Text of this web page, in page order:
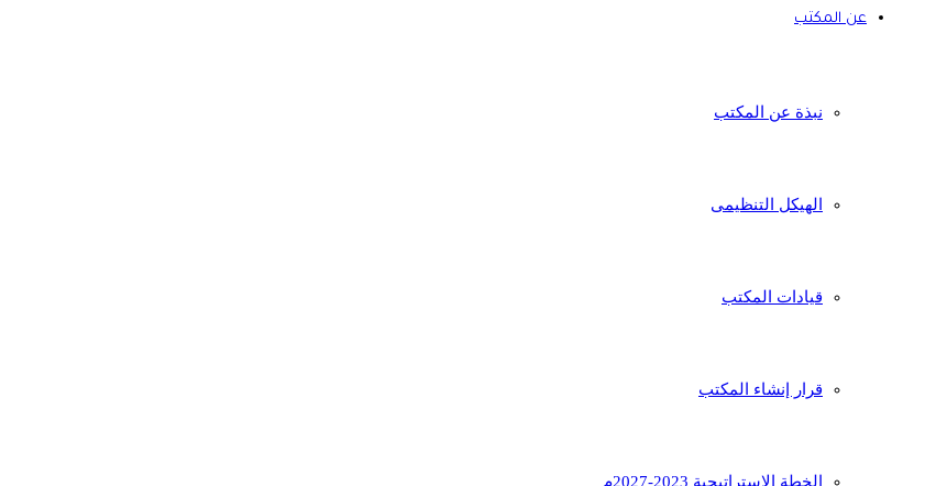
عن المكتب
نبذة عن المكتب
الهيكل التنظيمى
قيادات المكتب
قرار إنشاء المكتب
الخطة الاستراتيجية 2023-2027م